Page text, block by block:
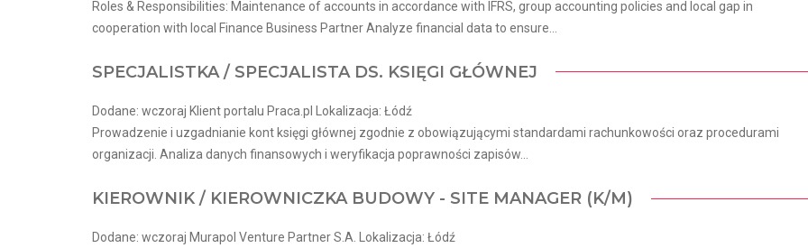
Roles & Responsibilities: Maintenance of accounts in accordance with IFRS, group accounting policies and local gap in
cooperation with local Finance Business Partner Analyze financial data to ensure...
SPECJALISTKA / SPECJALISTA DS. KSIĘGI GŁÓWNEJ
Dodane: wczoraj Klient portalu Praca.pl Lokalizacja: Łódź
Prowadzenie i uzgadnianie kont księgi głównej zgodnie z obowiązującymi standardami rachunkowości oraz procedurami
organizacji. Analiza danych finansowych i weryfikacja poprawności zapisów...
KIEROWNIK / KIEROWNICZKA BUDOWY - SITE MANAGER (K/M)
Dodane: wczoraj Murapol Venture Partner S.A. Lokalizacja: Łódź